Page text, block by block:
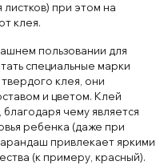
при этом на
клея.
пользовании для
специальные марки
клея, они
и цветом. Клей
чему является
ребенка (даже при
привлекает яркими
(к примеру, красный).